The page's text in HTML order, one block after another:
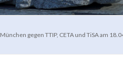
München gegen TTIP, CETA und TiSA am